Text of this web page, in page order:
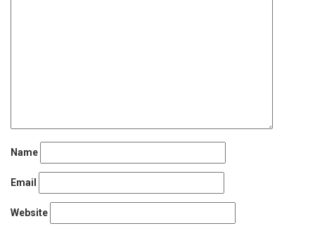
Name
Email
Website